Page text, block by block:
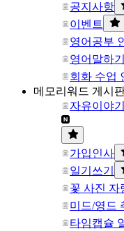
공지사항
이벤트
영어공부
영어말하
회화 수업
메모리워드 게시
자유이야
가입인사
일기쓰기
꽃 사진 자
미드/영드
타임캡슐